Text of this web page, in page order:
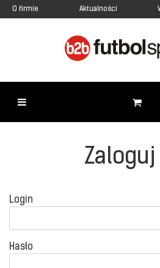
O firmie Aktualności
Zaloguj
Login
Hasło